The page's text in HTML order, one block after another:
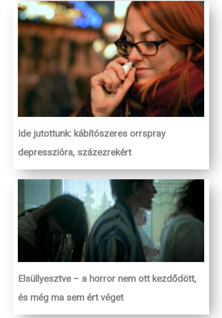
Ide jutottunk: kábítószeres orrspray
depresszióra, százezrekért
Elsüllyesztve – a horror nem ott kezdődött,
és még ma sem ért véget